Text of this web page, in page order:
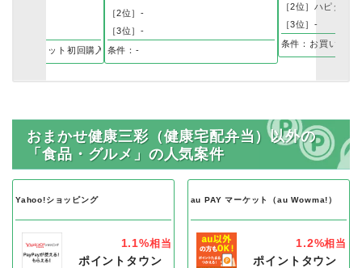
お試しセット初回購入で
［2位］-
［3位］-
条件：-
［2位］ハピタス
［3位］-
条件：お買い物
おまかせ健康三彩（健康宅配弁当）以外の
「食品・グルメ」の人気案件
Yahoo!ショッピング
1.1%相当
ポイントタウン
au PAY マーケット（au Wowma!）
1.2%相当
ポイントタウン